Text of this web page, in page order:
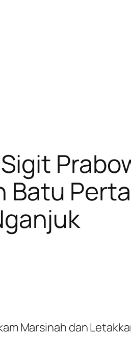
Batu
Marsinah dan